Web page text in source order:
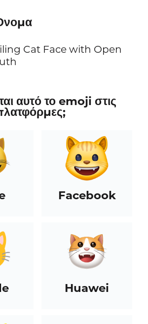
Cat Face with Open
αυτό το emoji στις
Facebook
Huawei